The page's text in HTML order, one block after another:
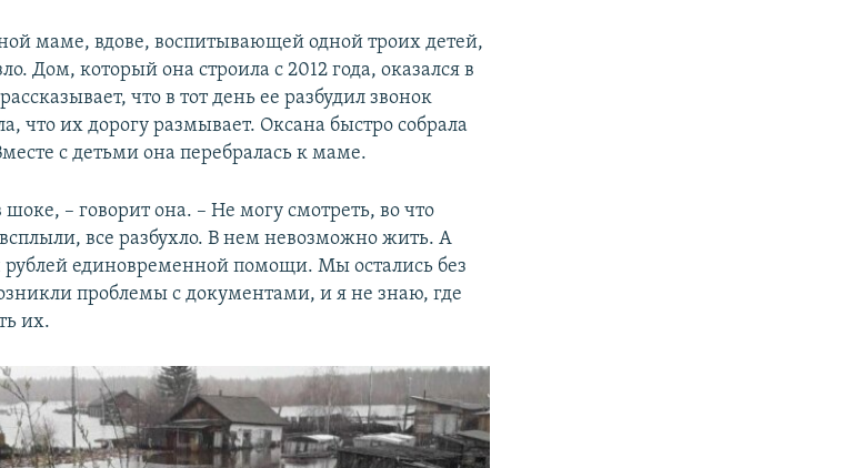
маме, вдове, воспитывающей одной троих детей,
Дом, который она строила с 2012 года, оказался в
что в тот день ее разбудил звонок
что их дорогу размывает. Оксана быстро собрала
с детьми она перебралась к маме.
– говорит она. – Не могу смотреть, во что
все разбухло. В нем невозможно жить. А
единовременной помощи. Мы остались без
проблемы с документами, и я не знаю, где
их.